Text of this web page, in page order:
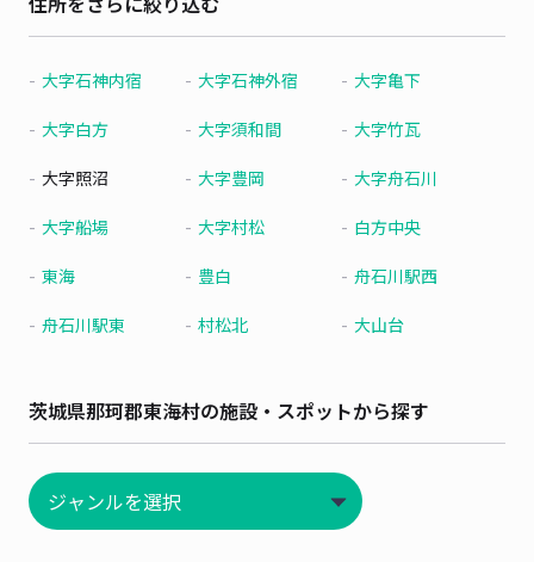
大字石神内宿 大字石神外宿 大字亀下
大字白方 大字須和間 大字竹瓦
大字照沼 大字豊岡 大字舟石川
大字船場 大字村松 白方中央
東海 豊白 舟石川駅西
舟石川駅東 村松北 大山台
茨城県那珂郡東海村の施設・スポットから探す